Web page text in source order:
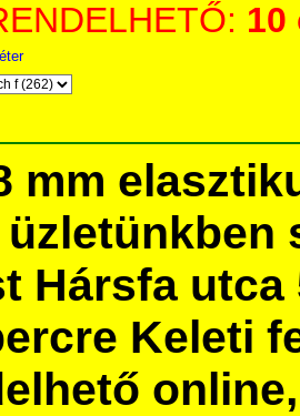
10
mm
Hársfa utca
Keleti